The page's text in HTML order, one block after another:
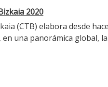
2020
(CTB) elabora desde
una panorámica global,